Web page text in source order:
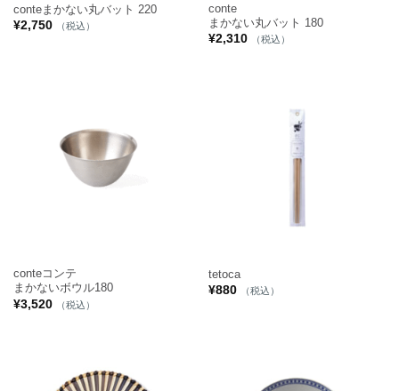
conteまかない丸バット 220
¥2,750 （税込）
conte
まかない丸バット 180
¥2,310 （税込）
conteコンテ
まかないボウル180
¥3,520 （税込）
tetoca
¥880 （税込）